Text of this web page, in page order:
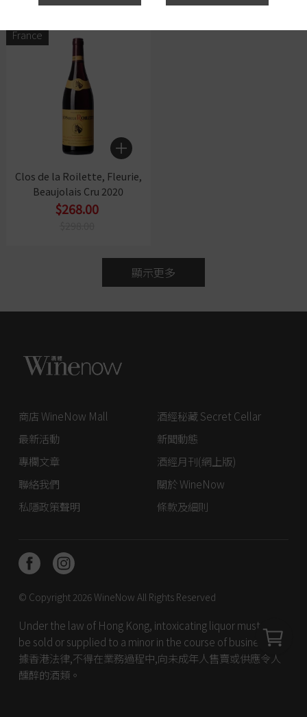
France
Clos de la Roilette, Fleurie,
Beaujolais Cru 2020
$268.00
顯示更多
商店 WineNow Mall
酒經秘藏 Secret Cellar
最新活動
新聞動態
專欄文章
酒經月刊(網上版)
聯絡我們
關於 WineNow
私隱政策聲明
條款及細則
© Copyright 2026WineNow All Rights Reserved
Under the law of Hong Kong, intoxicating liquor must not
be sold or supplied to a minor in the course of business. 根
據香港法律,不得在業務過程中,向未成年人售賣或供應令人
醺醉的酒類。